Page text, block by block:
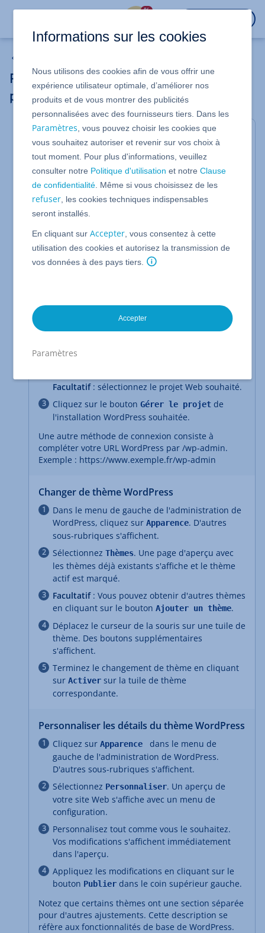
%
Personnaliser l'apparence et les
paramètres de votre projet WordPress
Valable pour toutes les variantes de IONOS
WordPress
L'un des avantages de WordPress est la séparation
du design et du contenu, ce qui vous permet de
modifier à tout moment l'apparence (le thème) de
votre site Web sans devoir adapter tous les
contenus textuels. Cet article vous explique
Personnaliser manuellement le thème
Connectez-vous à votre
compte IONOS.
Dans la barre de titre, cliquez sur
Facultatif : sélectionnez le projet Web souhaité.
Cliquez sur le bouton Gérer le projet de
l'installation WordPress souhaitée.
Une autre méthode de connexion consiste à
compléter votre URL WordPress par /wp-admin.
Exemple : https://www.exemple.fr/wp-admin
Changer de thème WordPress
Dans le menu de gauche de l'administration de
WordPress, cliquez sur Apparence. D'autres
sous-rubriques s'affichent.
Sélectionnez Thèmes. Une page d'aperçu avec
les thèmes déjà existants s'affiche et le thème
actif est marqué.
Facultatif : Vous pouvez obtenir d'autres thèmes
en cliquant sur le bouton Ajouter un thème.
Déplacez le curseur de la souris sur une tuile de
thème. Des boutons supplémentaires
s'affichent.
Terminez le changement de thème en cliquant
sur Activer sur la tuile de thème
correspondante.
Personnaliser les détails du thème WordPress
Cliquez sur Apparence
dans le menu de
gauche de l'administration de WordPress.
D'autres sous-rubriques s'affichent.
Sélectionnez Personnaliser. Un aperçu de
votre site Web s'affiche avec un menu de
configuration.
Personnalisez tout comme vous le souhaitez.
Vos modifications s'affichent immédiatement
dans l'aperçu.
Appliquez les modifications en cliquant sur le
bouton Publier dans le coin supérieur gauche.
Notez que certains thèmes ont une section séparée
pour d'autres ajustements. Cette description se
réfère aux fonctionnalités de base de WordPress.
Informations sur les cookies
Nous utilisons des cookies afin de vous offrir une
expérience utilisateur optimale, d’améliorer nos
produits et de vous montrer des publicités
personnalisées avec des fournisseurs tiers. Dans les
Paramètres , vous pouvez choisir les cookies que
vous souhaitez autoriser et revenir sur vos choix à
tout moment. Pour plus d'informations, veuillez
consulter notre Politique d'utilisation et notreClause
de confidentialité . Même si vous choisissez de les
refuser , les cookies techniques indispensables
seront installés.
En cliquant surAccepter , vous consentez à cette
utilisation des cookies et autorisez la transmission de
vos données à des pays tiers.
Accepter
Paramètres